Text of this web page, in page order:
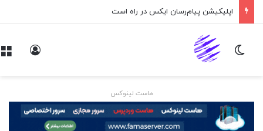
اپلیکیشن پیام‌رسان ایکس در راه است
تغییر پوسته
هاست لینوکس